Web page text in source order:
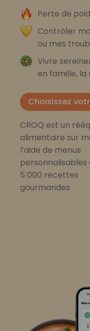
Perte de
Contrôler
ou mes
Vivre
en famille, la
Choisissez
CROQ est un
alimentaire sur
l’aide de menus
personnalisables
5 000 recettes
gourmandes